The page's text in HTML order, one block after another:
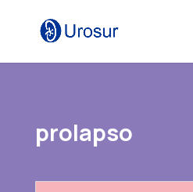
prolapso